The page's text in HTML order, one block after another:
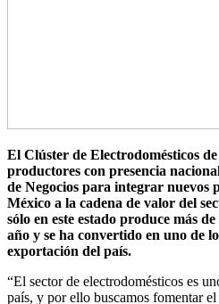
El Clúster de Electrodomésticos
productores con presencia
de Negocios para integrar nuevos
México a la cadena de valor del
sólo en este estado produce más
año y se ha convertido en uno de
exportación del país.
“El sector de electrodomésticos es
país, y por ello buscamos fomentar